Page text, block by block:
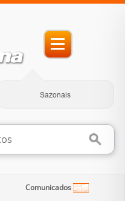
Sazonais
Comunicados